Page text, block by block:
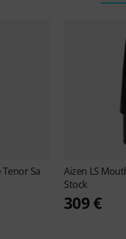
Sa
Aizen LS
Stock
309 €